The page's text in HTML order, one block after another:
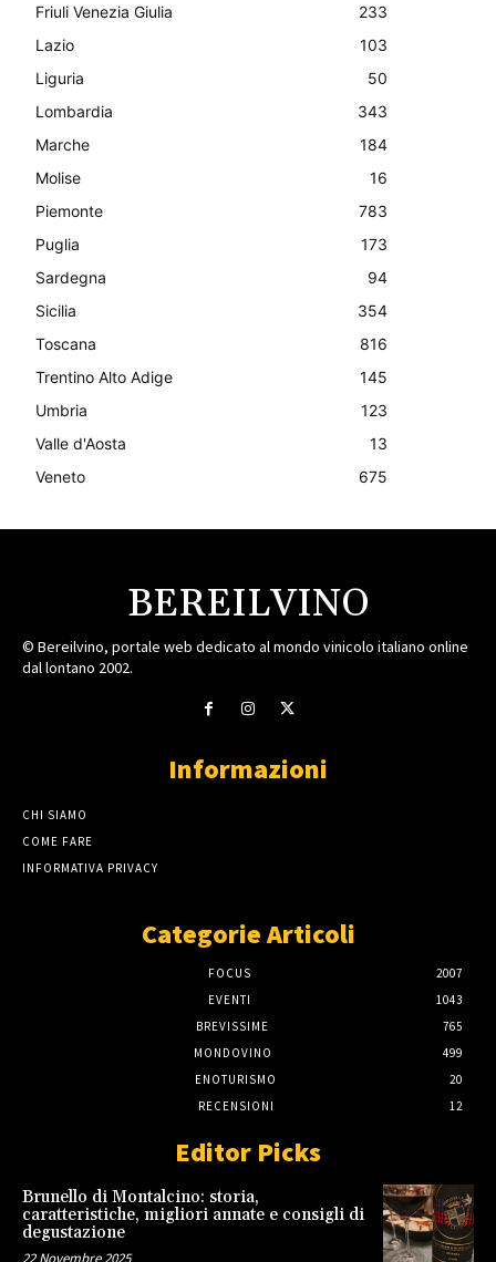
Friuli Venezia Giulia
233
Lazio
103
Liguria
50
Lombardia
343
Marche
184
Molise
16
Piemonte
783
Puglia
173
Sardegna
94
Sicilia
354
Toscana
816
Trentino Alto Adige
145
Umbria
123
Valle d'Aosta
13
Veneto
675
BEREILVINO
© Bereilvino, portale web dedicato al mondo vinicolo italiano online
dal lontano 2002.
Informazioni
CHI SIAMO
COME FARE
INFORMATIVA PRIVACY
Categorie Articoli
FOCUS
2007
EVENTI
1043
BREVISSIME
765
MONDOVINO
499
ENOTURISMO
20
RECENSIONI
12
Editor Picks
Brunello di Montalcino: storia,
caratteristiche, migliori annate e consigli di
degustazione
22 Novembre 2025